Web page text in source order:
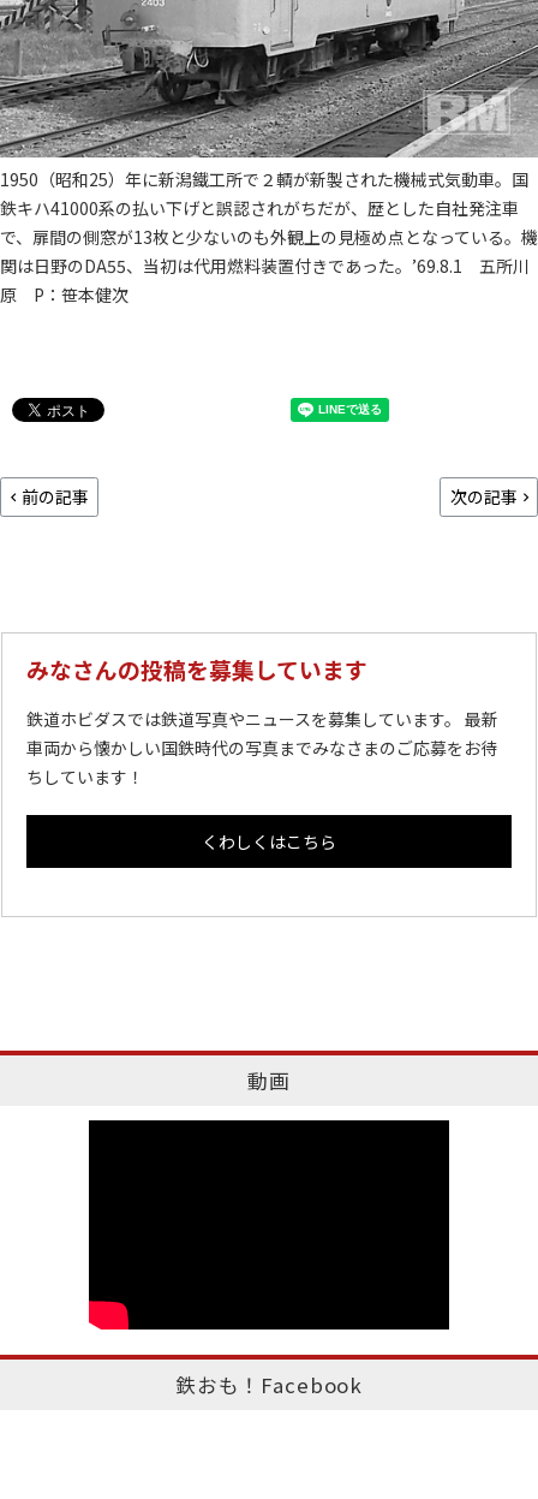
1950（昭和25）年に新潟鐵工所で２輌が新製された機械式気動車。国
鉄キハ41000系の払い下げと誤認されがちだが、歴とした自社発注車
で、扉間の側窓が13枚と少ないのも外観上の見極め点となっている。機
関は日野のDA55、当初は代用燃料装置付きであった。’69.8.1 五所川
原 P：笹本健次
前の記事 次の記事
みなさんの投稿を募集しています
鉄道ホビダスでは鉄道写真やニュースを募集しています。 最新
車両から懐かしい国鉄時代の写真までみなさまのご応募をお待
ちしています！
くわしくはこちら
動画
鉄おも！Facebook